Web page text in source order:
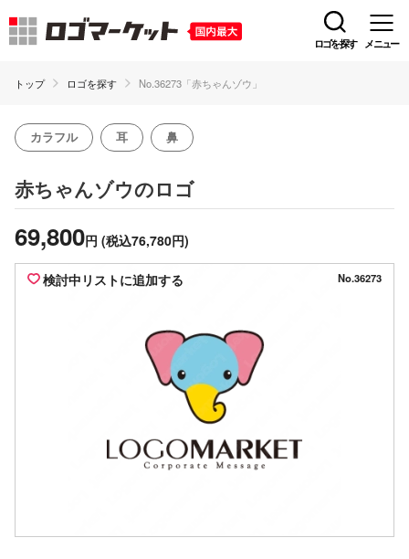
ロゴを探す メニュー
トップ ロゴを探す No.36273「赤ちゃんゾウ」
カラフル 耳 鼻
赤ちゃんゾウのロゴ
69,800円 (税込76,780円)
検討中リストに追加する No.36273